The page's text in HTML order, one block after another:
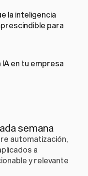
la inteligencia
para
en tu empresa
semana
automatización,
a
y relevante